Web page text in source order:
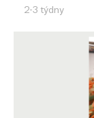
2-3 týdny